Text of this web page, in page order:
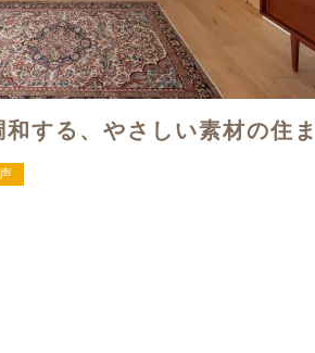
する、やさしい素材の住